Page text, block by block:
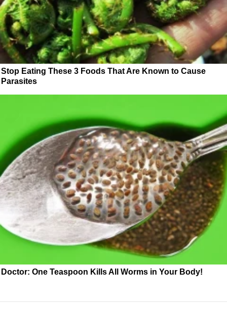
Stop Eating These 3 Foods That Are Known to Cause
Parasites
Doctor: One Teaspoon Kills All Worms in Your Body!